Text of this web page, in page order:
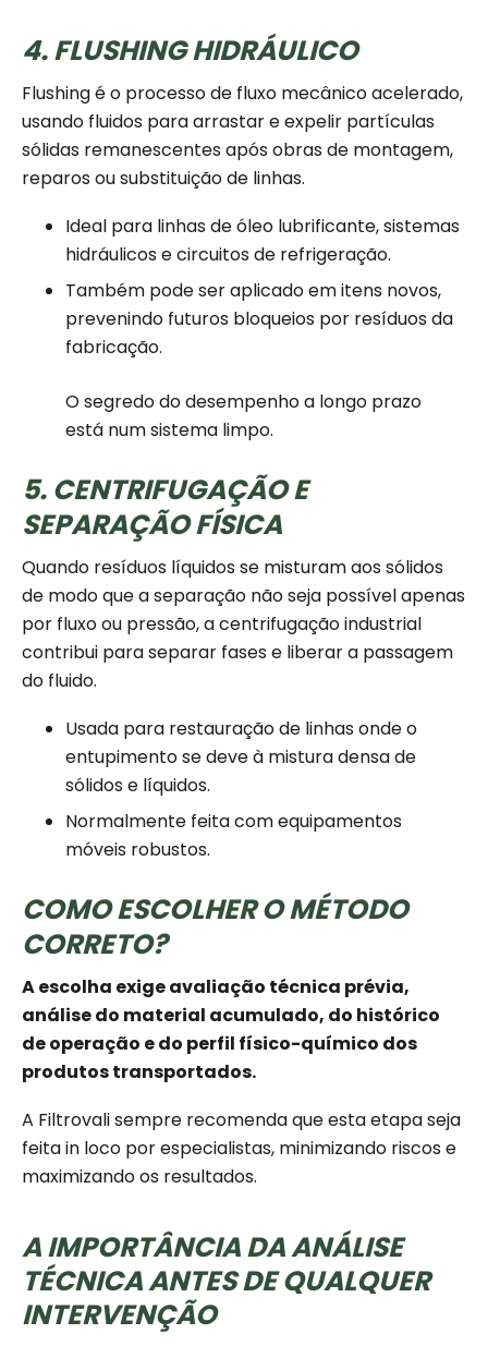
4. FLUSHING HIDRÁULICO
Flushing é o processo de fluxo mecânico acelerado,
usando fluidos para arrastar e expelir partículas
sólidas remanescentes após obras de montagem,
reparos ou substituição de linhas.
Ideal para linhas de óleo lubrificante, sistemas
hidráulicos e circuitos de refrigeração.
Também pode ser aplicado em itens novos,
prevenindo futuros bloqueios por resíduos da
fabricação.
O segredo do desempenho a longo prazo
está num sistema limpo.
5. CENTRIFUGAÇÃO E
SEPARAÇÃO FÍSICA
Quando resíduos líquidos se misturam aos sólidos
de modo que a separação não seja possível apenas
por fluxo ou pressão, a centrifugação industrial
contribui para separar fases e liberar a passagem
do fluido.
Usada para restauração de linhas onde o
entupimento se deve à mistura densa de
sólidos e líquidos.
Normalmente feita com equipamentos
móveis robustos.
COMO ESCOLHER O MÉTODO
CORRETO?
A escolha exige avaliação técnica prévia,
análise do material acumulado, do histórico
de operação e do perfil físico-químico dos
produtos transportados.
A Filtrovali sempre recomenda que esta etapa seja
feita in loco por especialistas, minimizando riscos e
maximizando os resultados.
A IMPORTÂNCIA DA ANÁLISE
TÉCNICA ANTES DE QUALQUER
INTERVENÇÃO